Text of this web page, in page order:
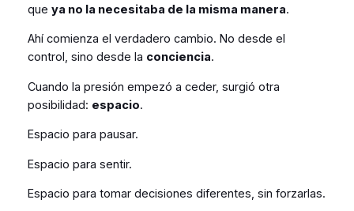
que ya no la necesitaba de la misma manera.
Ahí comienza el verdadero cambio. No desde el
control, sino desde la conciencia.
Cuando la presión empezó a ceder, surgió otra
posibilidad: espacio.
Espacio para pausar.
Espacio para sentir.
Espacio para tomar decisiones diferentes, sin forzarlas.